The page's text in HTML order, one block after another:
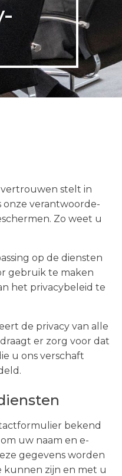
stelt in
onze verantwoorde­
Zo weet u
op de diensten
gebruik te maken
het privacybeleid te
de privacy van alle
er zorg voor dat
u ons verschaft
bekend
uw naam en e-
gegevens worden
kunnen zijn en met u